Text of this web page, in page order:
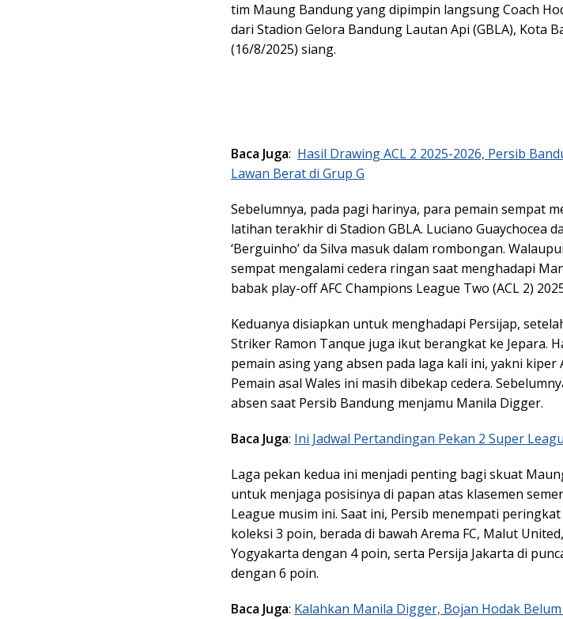
tim Maung Bandung yang dipimpin langsung Coach
dari Stadion Gelora Bandung Lautan Api (GBLA), Kota
(16/8/2025) siang.
Baca Juga: Hasil Drawing ACL 2 2025-2026, Persib
Lawan Berat di Grup G
Sebelumnya, pada pagi harinya, para pemain sempat
latihan terakhir di Stadion GBLA. Luciano Guaychocea
‘Berguinho’ da Silva masuk dalam rombongan.
sempat mengalami cedera ringan saat menghadapi
babak play-off AFC Champions League Two (ACL 2)
Keduanya disiapkan untuk menghadapi Persijap,
Striker Ramon Tanque juga ikut berangkat ke Jepara.
pemain asing yang absen pada laga kali ini, yakni kiper
Pemain asal Wales ini masih dibekap cedera.
absen saat Persib Bandung menjamu Manila Digger.
Baca Juga: Ini Jadwal Pertandingan Pekan 2 Super
Laga pekan kedua ini menjadi penting bagi skuat
untuk menjaga posisinya di papan atas klasemen
League musim ini. Saat ini, Persib menempati
koleksi 3 poin, berada di bawah Arema FC, Malut
Yogyakarta dengan 4 poin, serta Persija Jakarta di
dengan 6 poin.
Baca Juga: Kalahkan Manila Digger, Bojan Hodak